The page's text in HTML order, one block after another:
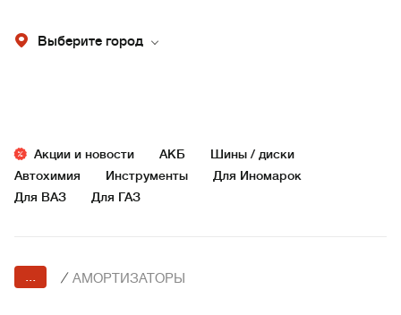
Выберите город
Акции и новости АКБ
Шины / диски
Автохимия
Инструменты
Для Иномарок
Для ВАЗ
Для ГАЗ
... / АМОРТИЗАТОРЫ